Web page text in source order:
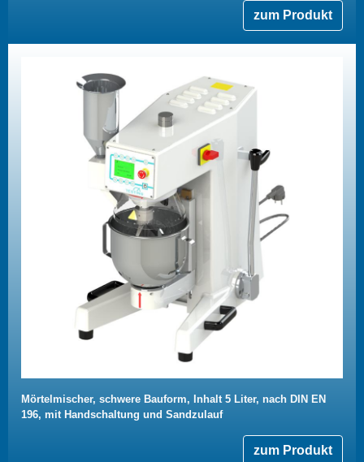
zum Produkt
Mörtelmischer, schwere Bauform, Inhalt 5 Liter, nach DIN EN
196, mit Handschaltung und Sandzulauf
zum Produkt